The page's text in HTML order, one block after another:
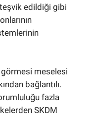
edildiği gibi
görmesi meselesi
bağlantılı.
fazla
SKDM